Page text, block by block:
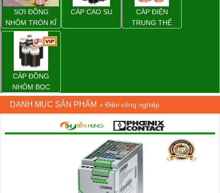
SỢI ĐỒNG
NHÔM TRÒN KĨ
THUẬT ĐIỆN
CÁP CAO SU
CÁP ĐIỆN
TRUNG THẾ
CÁP ĐỒNG
NHÔM BỌC
DANH MỤC SẢN PHẨM » Điện công nghiệp